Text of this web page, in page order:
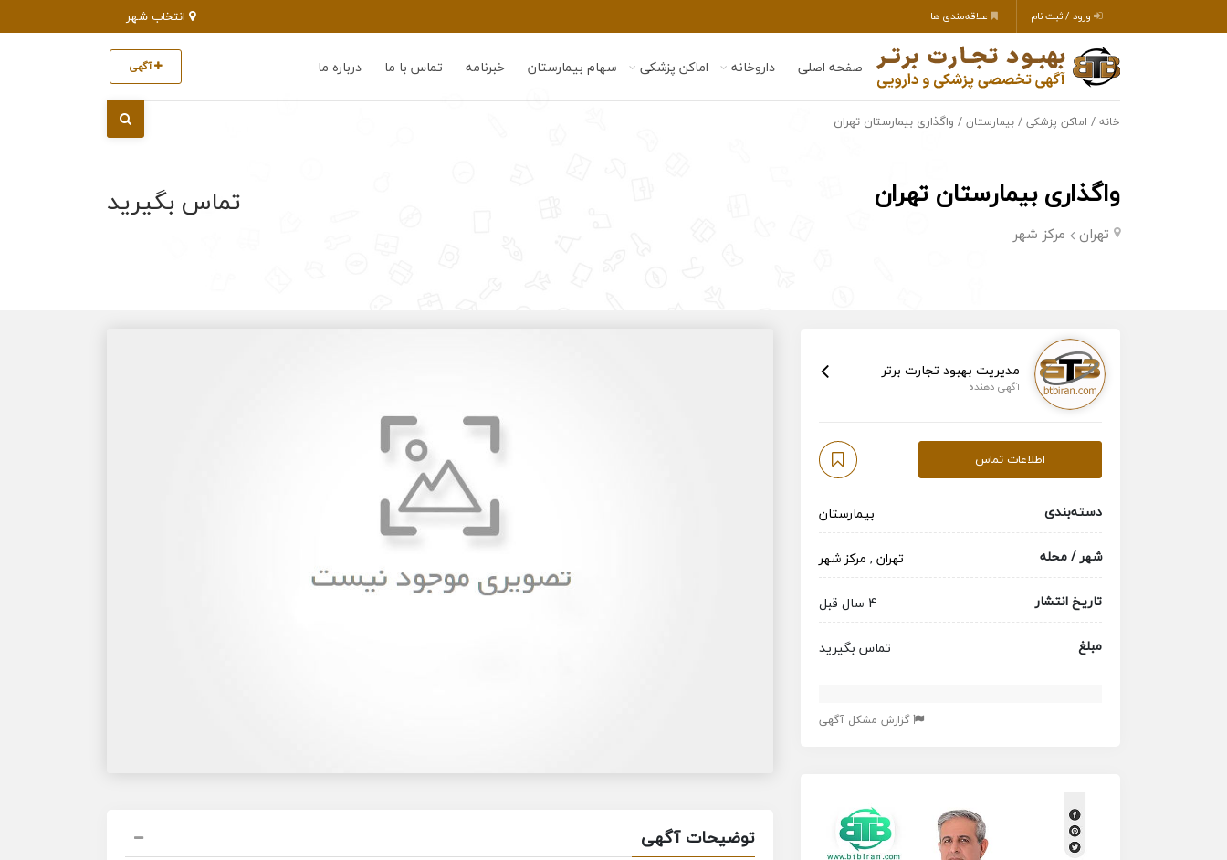
ورود / ثبت نام علاقه‌مندی ها
صفحه اصلی داروخانه اماکن پزشکی سهام بیمارستان خبرنامه تماس با ما درباره ما آگهی
خانه / اماکن پزشکی / بیمارستان / واگذاری بیمارستان تهران
واگذاری بیمارستان تهران
تهران مرکز شهر
تماس بگیرید
مدیریت بهبود تجارت برتر
آگهی دهنده
اطلاعات تماس
دسته‌بندی
بیمارستان
شهر / محله
تهران , مرکز شهر
تاریخ انتشار
4 سال قبل
مبلغ
تماس بگیرید
گزارش مشکل آگهی
توضیحات آگهی